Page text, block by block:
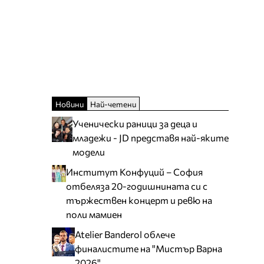
Новини Най-четени
Ученически раници за деца и
младежи - JD представя най-яките
модели
Институт Конфуций – София
отбеляза 20-годишнината си с
тържествен концерт и ревю на
поли мамиен
Atelier Banderol облече
финалистите на "Мистър Варна